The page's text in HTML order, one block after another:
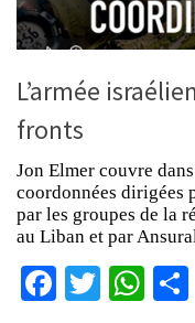
L’armée
fronts
Jon Elmer couvre
coordonnées dirigées
par les groupes de la
au Liban et par
Facebook
Twitter